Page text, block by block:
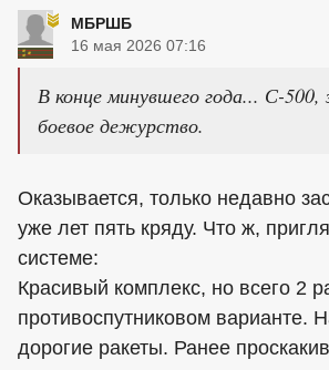
МБРШБ
16 мая 2026 07:16
В конце минувшего года... С-500,
боевое дежурство.
Оказывается, только недавно
уже лет пять кряду. Что ж,
системе:
Красивый комплекс, но всего 2
противоспутниковом варианте.
дорогие ракеты. Ранее